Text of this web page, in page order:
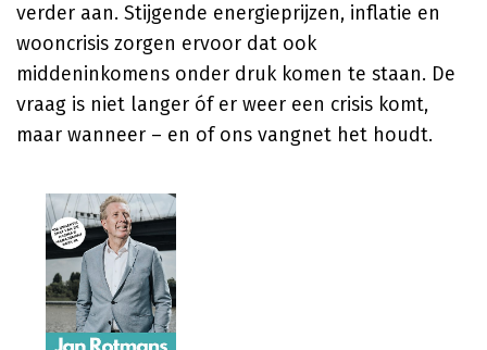
verder aan. Stijgende energieprijzen, inflatie en
wooncrisis zorgen ervoor dat ook
middeninkomens onder druk komen te staan. De
vraag is niet langer óf er weer een crisis komt,
maar wanneer – en of ons vangnet het houdt.